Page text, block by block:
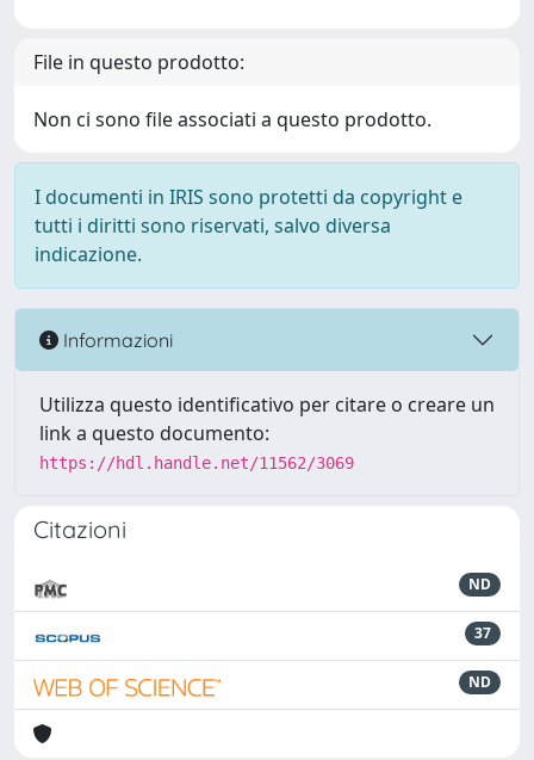
File in questo prodotto:
Non ci sono file associati a questo prodotto.
I documenti in IRIS sono protetti da copyright e
tutti i diritti sono riservati, salvo diversa
indicazione.
Informazioni
Utilizza questo identificativo per citare o creare un
link a questo documento:
https://hdl.handle.net/11562/3069
Citazioni
ND
37
ND